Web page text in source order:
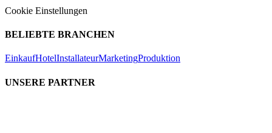
Cookie Einstellungen
BELIEBTE BRANCHEN
EinkaufHotelInstallateurMarketingProduktion
UNSERE PARTNER